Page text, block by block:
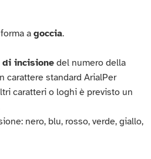
forma agoccia.
di incisione del numero della
carattere standard ArialPer
caratteri o loghi è previsto un
nero, blu, rosso, verde, giallo,